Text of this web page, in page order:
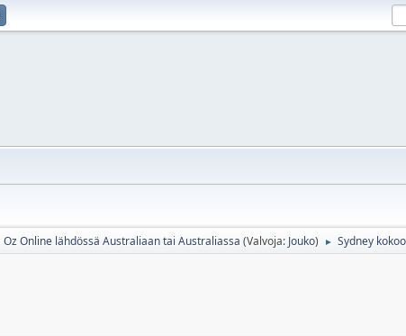
Oz Online lähdössä Australiaan tai Australiassa (Valvoja: Jouko) ► Sydney